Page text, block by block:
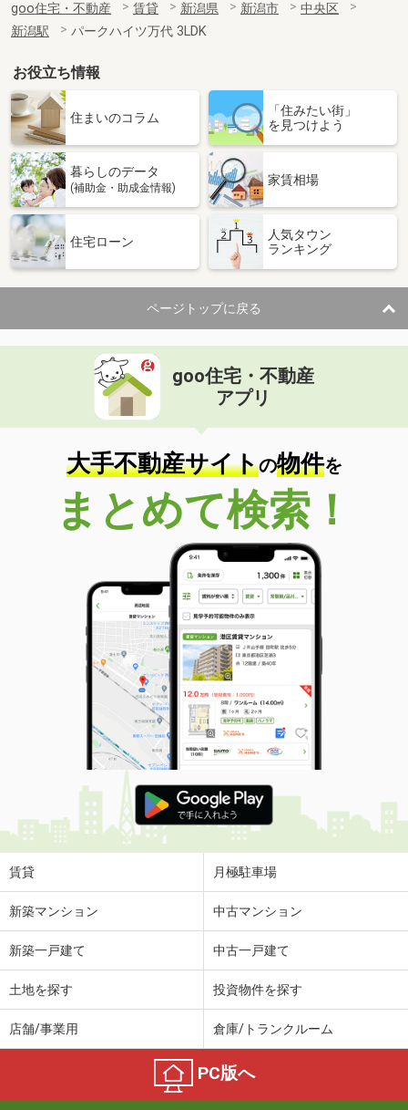
goo住宅・不動産 賃貸 新潟県 新潟市
中央区
新潟駅
パークハイツ万代 3LDK
お役立ち情報
住まいのコラム
「住みたい街」
を見つけよう
暮らしのデータ
(補助金・助成金情報)
家賃相場
住宅ローン
人気タウン
ランキング
ページトップに戻る
goo住宅・不動産
アプリ
大手不動産サイトの物件を
まとめて検索！
賃貸 月極駐車場
新築マンション 中古マンション
新築一戸建て 中古一戸建て
土地を探す 投資物件を探す
店舗/事業用 倉庫/トランクルーム
PC版へ